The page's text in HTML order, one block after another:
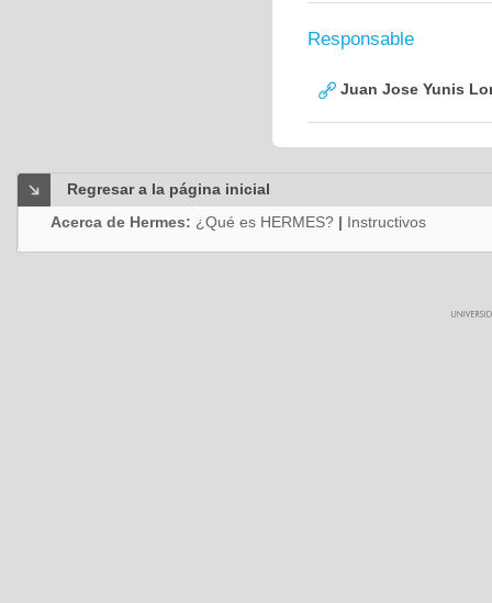
Responsable
Juan Jose Yunis
Regresar a la página inicial
Acerca de Hermes: ¿Qué es HERMES? | Instructivos